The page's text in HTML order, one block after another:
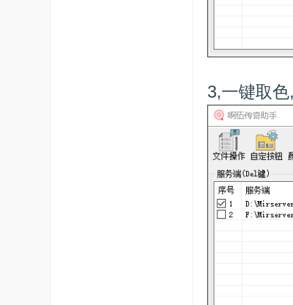
3,一键取